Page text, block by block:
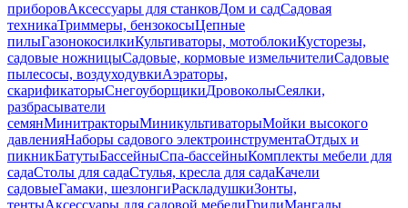
приборовАксессуары для станковДом и садСадовая
техникаТриммеры, бензокосыЦепные
пилыГазонокосилкиКультиваторы, мотоблокиКусторезы,
садовые ножницыСадовые, кормовые измельчителиСадовые
пылесосы, воздуходувкиАэраторы,
скарификаторыСнегоуборщикиДровоколыСеялки,
разбрасыватели
семянМинитракторыМиникультиваторыМойки высокого
давленияНаборы садового электроинструментаОтдых и
пикникБатутыБассейныСпа-бассейныКомплекты мебели для
садаСтолы для садаСтулья, кресла для садаКачели
садовыеГамаки, шезлонгиРаскладушкиЗонты,
тентыАксессуары для садовой мебелиГрилиМангалы,